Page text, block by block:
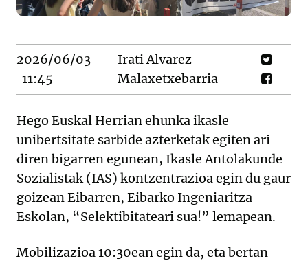
2026/06/03
11:45
Irati Alvarez
Malaxetxebarria
Hego Euskal Herrian ehunka ikasle
unibertsitate sarbide azterketak egiten ari
diren bigarren egunean, Ikasle Antolakunde
Sozialistak (IAS) kontzentrazioa egin du gaur
goizean Eibarren, Eibarko Ingeniaritza
Eskolan, “Selektibitateari sua!” lemapean.
Mobilizazioa 10:30ean egin da, eta bertan